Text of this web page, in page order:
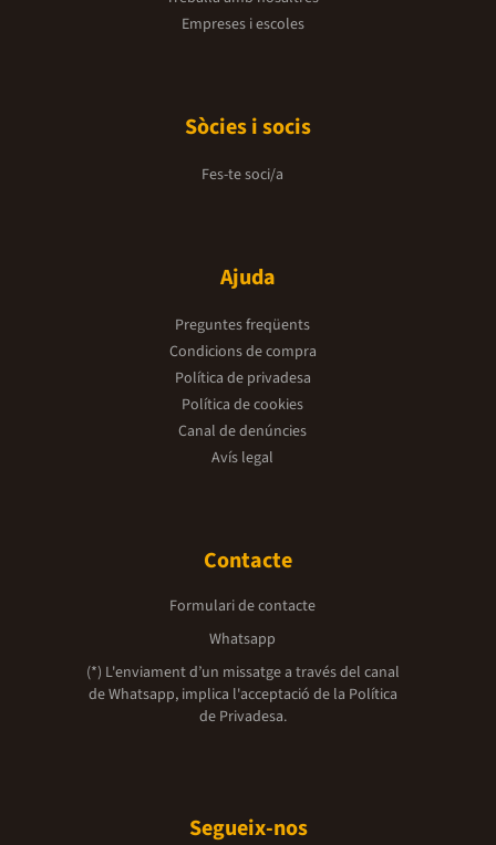
Empreses i escoles
Sòcies i socis
Fes-te soci/a
Ajuda
Preguntes freqüents
Condicions de compra
Política de privadesa
Política de cookies
Canal de denúncies
Avís legal
Contacte
Formulari de contacte
Whatsapp
(*) L'enviament d’un missatge a través del canal
de Whatsapp, implica l'acceptació de la Política
de Privadesa.
Segueix-nos